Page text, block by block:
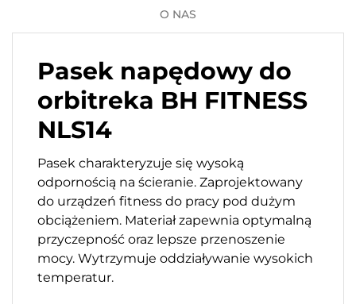
O NAS
Pasek napędowy do
orbitreka BH FITNESS
NLS14
Pasek charakteryzuje się wysoką
odpornością na ścieranie. Zaprojektowany
do urządzeń fitness do pracy pod dużym
obciążeniem. Materiał zapewnia optymalną
przyczepność oraz lepsze przenoszenie
mocy. Wytrzymuje oddziaływanie wysokich
temperatur.